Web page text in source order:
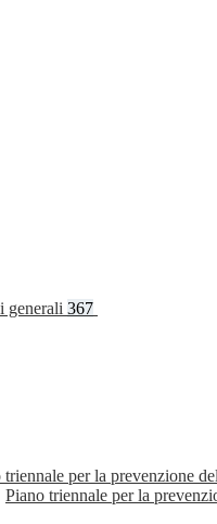
generali 367
triennale per la prevenzione
Piano triennale per la